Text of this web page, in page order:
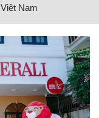
Việt Nam